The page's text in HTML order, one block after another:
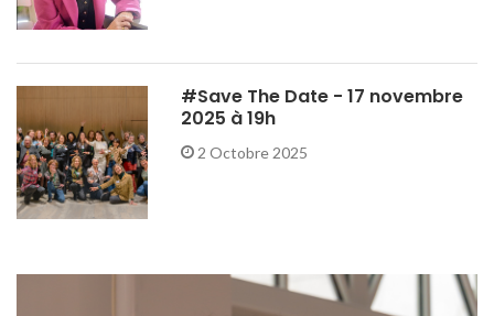
#Save The Date - 17 novembre
2025 à 19h
2 Octobre 2025